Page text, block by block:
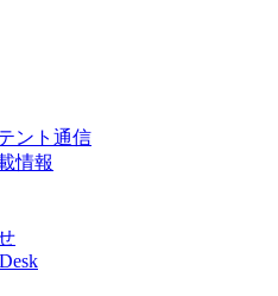
ント通信
情報